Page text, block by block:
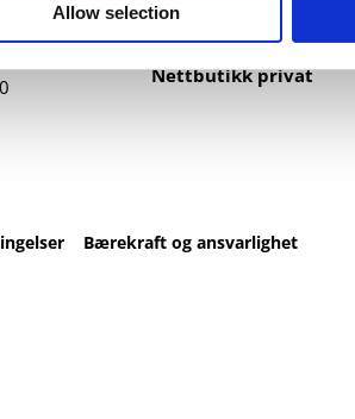
Allow selectionTrykksaker
Klær
Nettbutikk privat
Bærekraft og ansvarlighet